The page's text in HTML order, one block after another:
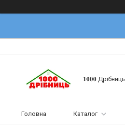
𝟏𝟎𝟎𝟎 Дрібниць
Головна Каталог